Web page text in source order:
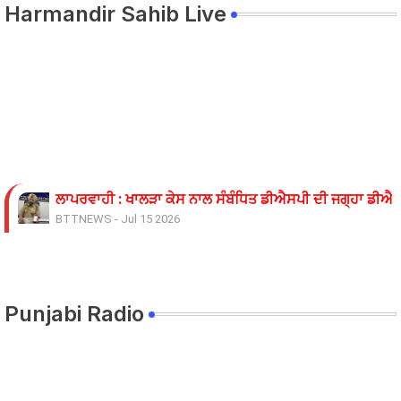
Harmandir Sahib Live
ਲਾਪਰਵਾਹੀ : ਖਾਲੜਾ ਕੇਸ ਨਾਲ ਸੰਬੰਧਿਤ ਡੀਐਸਪੀ ਦੀ ਜਗ੍ਹਾ
BTTNEWS - Jul 15 2026
11 ਜੂਨ ਦੇ ਗੰਭੀਰਪੁਰ ਸਿੱਖਿਆ ਮੰਤਰੀ ਪੰਜਾਬ ਦੇ ਪਿੰਡ ਧਰਨੇ ਸੰਬੰਧੀ
Punjabi Radio